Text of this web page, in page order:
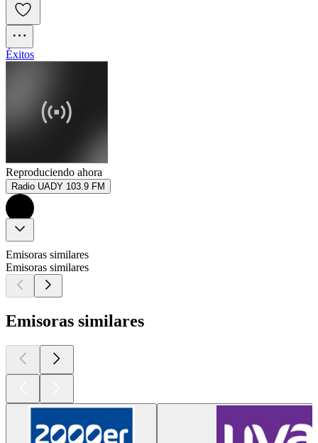
Éxitos
Reproduciendo ahora
Radio UADY 103.9 FM
Emisoras similares
Emisoras similares
Emisoras similares